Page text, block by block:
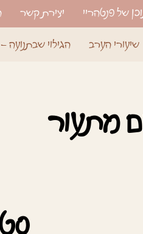
של פנטהריי יצירת קשר
שיעורי הערב הגילוי שבתנועה
מתעור